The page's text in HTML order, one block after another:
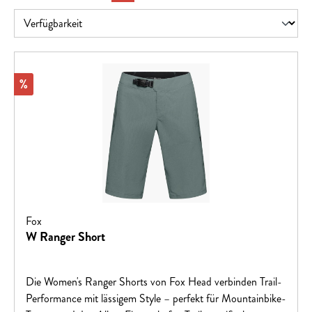
Rabatt
%
Fox
W Ranger Short
Die Women's Ranger Shorts von Fox Head verbinden Trail-
Performance mit lässigem Style – perfekt für Mountainbike-